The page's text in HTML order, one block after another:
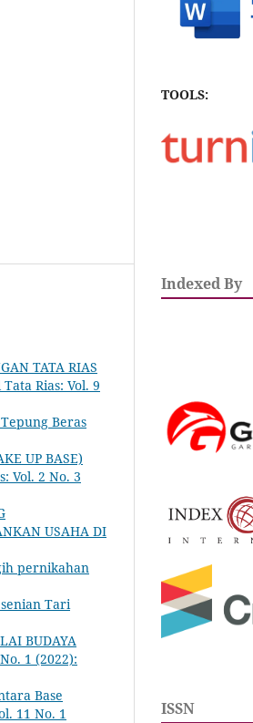
TATA RIAS
Rias: Vol. 9
Beras
UP BASE)
Vol. 2 No. 3
USAHA DI
pernikahan
Tari
BUDAYA
1 (2022):
Base
11 No. 1
TOOLS:
Indexed By
ISSN